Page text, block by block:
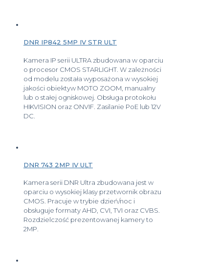
DNR IP842 5MP IV STR ULT
Kamera IP serii ULTRA zbudowana w oparciu
o procesor CMOS STARLIGHT. W zależności
od modelu została wyposażona w wysokiej
jakości obiektyw MOTO ZOOM, manualny
lub o stałej ogniskowej. Obsługa protokołu
HIKVISION oraz ONVIF. Zasilanie PoE lub 12V
DC.
DNR 743 2MP IV ULT
Kamera serii DNR Ultra zbudowana jest w
oparciu o wysokiej klasy przetwornik obrazu
CMOS. Pracuje w trybie dzień/noc i
obsługuje formaty AHD, CVI, TVI oraz CVBS.
Rozdzielczość prezentowanej kamery to
2MP.